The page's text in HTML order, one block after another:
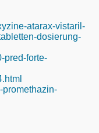
atarax-vistaril-
dosierung-
pred-forte-
promethazin-